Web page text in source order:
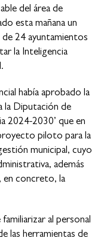
del área de
esta mañana un
24 ayuntamientos
la Inteligencia
había aprobado la
la Diputación de
2024-2030’ que en
piloto para la
municipal, cuyo
además
en concreto, la
al personal
las herramientas de